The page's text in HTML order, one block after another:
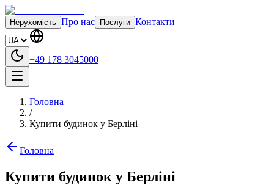
Нерухомість Про нас Послуги Контакти
+49 178 3045000
Головна
/
Купити будинок у Берліні
Головна
Купити будинок у Берліні